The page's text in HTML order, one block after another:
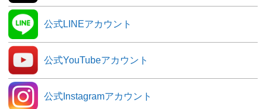
公式LINEアカウント
公式YouTubeアカウント
公式Instagramアカウント